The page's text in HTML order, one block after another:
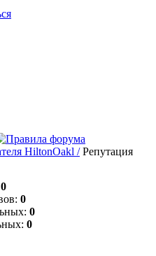
HiltonOakl / Репутация
0
0
0
0